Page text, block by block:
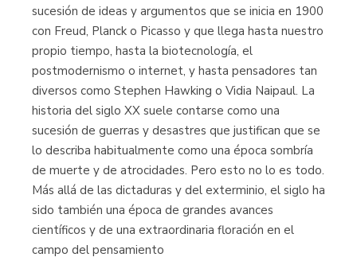
sucesión de ideas y argumentos que se inicia en 1900
con Freud, Planck o Picasso y que llega hasta nuestro
propio tiempo, hasta la biotecnología, el
postmodernismo o internet, y hasta pensadores tan
diversos como Stephen Hawking o Vidia Naipaul. La
historia del siglo XX suele contarse como una
sucesión de guerras y desastres que justifican que se
lo describa habitualmente como una época sombría
de muerte y de atrocidades. Pero esto no lo es todo.
Más allá de las dictaduras y del exterminio, el siglo ha
sido también una época de grandes avances
científicos y de una extraordinaria floración en el
campo del pensamiento